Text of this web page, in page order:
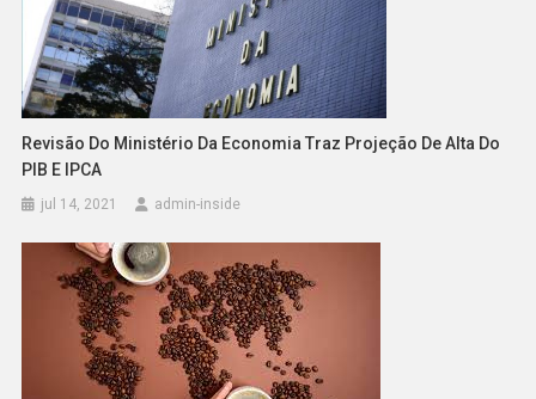
Revisão Do Ministério Da Economia Traz Projeção De Alta Do
PIB E IPCA
jul 14, 2021 admin-inside